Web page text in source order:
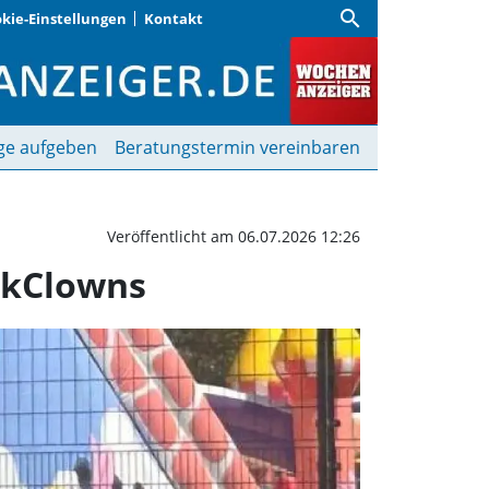
Einstellungen Kontakt search
spendet für
aufgeben Beratungstermin vereinbaren
Veröffentlicht am 06.07.2026 12:26